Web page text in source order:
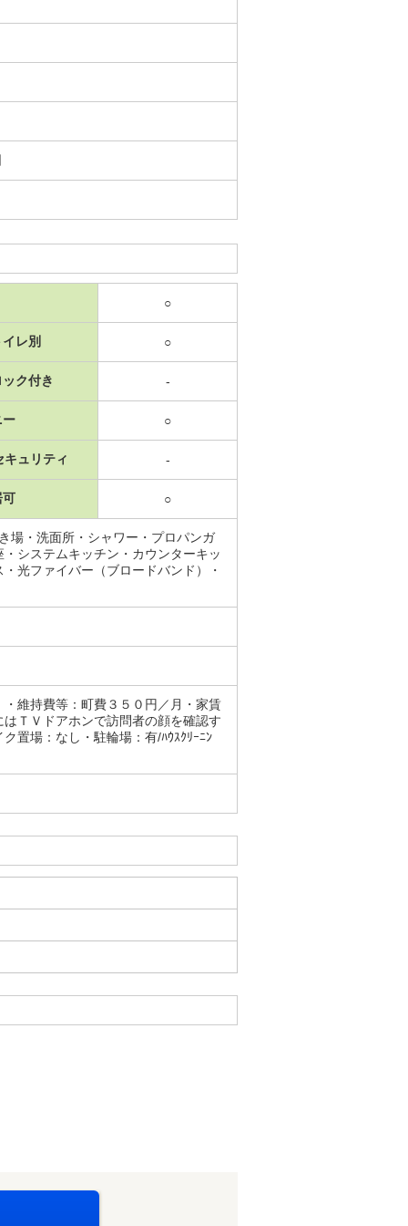
○
レ別 ○
ク付き -
ー ○
キュリティ -
可 ○
場・洗面所・シャワー・プロパンガ
システムキッチン・カウンターキッ
光ファイバー（ブロードバンド）・
維持費等：町費３５０円／月・家賃
ＴＶドアホンで訪問者の顔を確認す
置場：なし・駐輪場：有/ﾊｳｽｸﾘｰﾆﾝ